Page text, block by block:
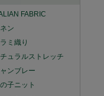
FABRIC
ン
ミ織り
ュラルストレッチ
ンブレー
子ニット